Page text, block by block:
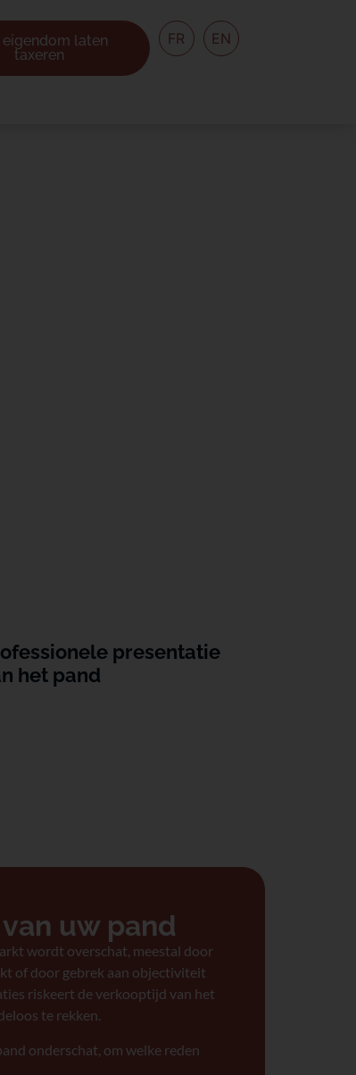
eigendom laten
taxeren
FR EN
presentatie
het pand
uw pand
wordt overschat, meestal door
of door gebrek aan objectiviteit
riskeert de verkooptijd van het
te rekken.
onderschat, om welke reden